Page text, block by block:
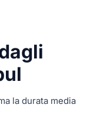
la durata media